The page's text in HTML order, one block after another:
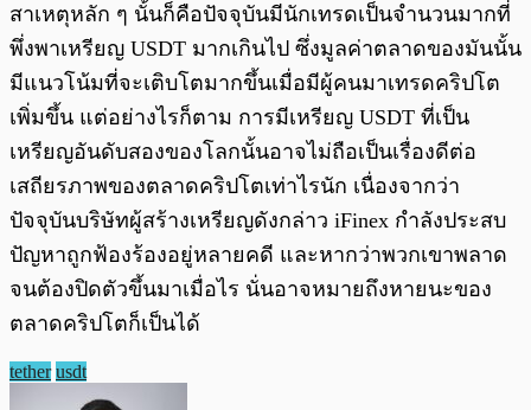
สาเหตุหลัก ๆ นั้นก็คือปัจจุบันมีนักเทรดเป็นจำนวนมากที่
พึ่งพาเหรียญ USDT มากเกินไป ซึ่งมูลค่าตลาดของมันนั้น
มีแนวโน้มที่จะเติบโตมากขึ้นเมื่อมีผู้คนมาเทรดคริปโต
เพิ่มขึ้น แต่อย่างไรก็ตาม การมีเหรียญ USDT ที่เป็น
เหรียญอันดับสองของโลกนั้นอาจไม่ถือเป็นเรื่องดีต่อ
เสถียรภาพของตลาดคริปโตเท่าไรนัก เนื่องจากว่า
ปัจจุบันบริษัทผู้สร้างเหรียญดังกล่าว iFinex กำลังประสบ
ปัญหาถูกฟ้องร้องอยู่หลายคดี และหากว่าพวกเขาพลาด
จนต้องปิดตัวขึ้นมาเมื่อไร นั่นอาจหมายถึงหายนะของ
ตลาดคริปโตก็เป็นได้
tether usdt